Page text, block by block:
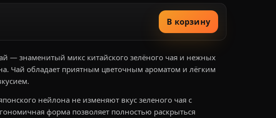
В корзину
— знаменитый микс китайского зелёного чая и нежных
Чай обладает приятным цветочным ароматом и лёгким
нейлона не изменяют вкус зеленого чая с
форма позволяет полностью раскрыться